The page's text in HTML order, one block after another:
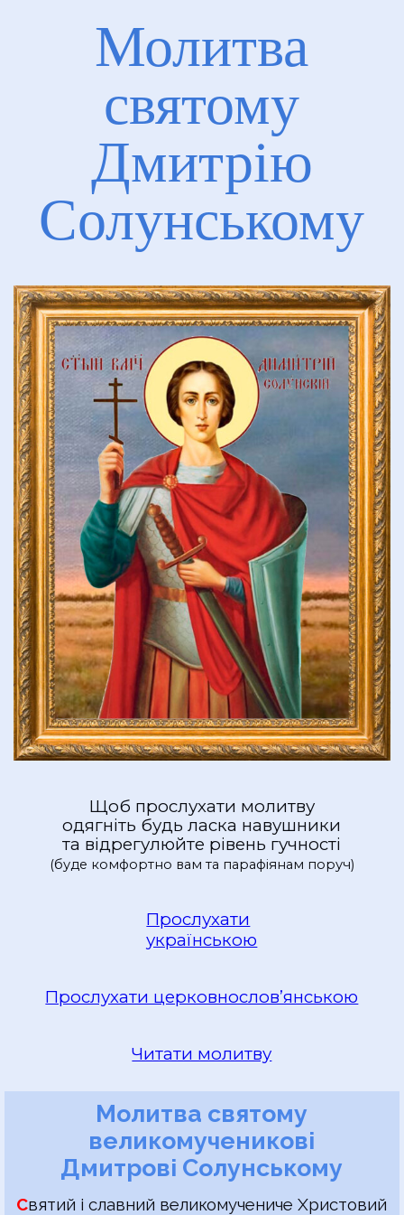
Молитва
святому
Дмитрію
Солунському
Щоб прослухати молитву
одягніть будь ласка навушники
та відрегулюйте рівень гучності
(буде комфортно вам та парафіянам поруч)
Прослухати
українською
Прослухати церковнословʼянською
Читати молитву
Молитва святому
великомученикові
Дмитрові Солунському
Святий і славний великомучениче Христовий